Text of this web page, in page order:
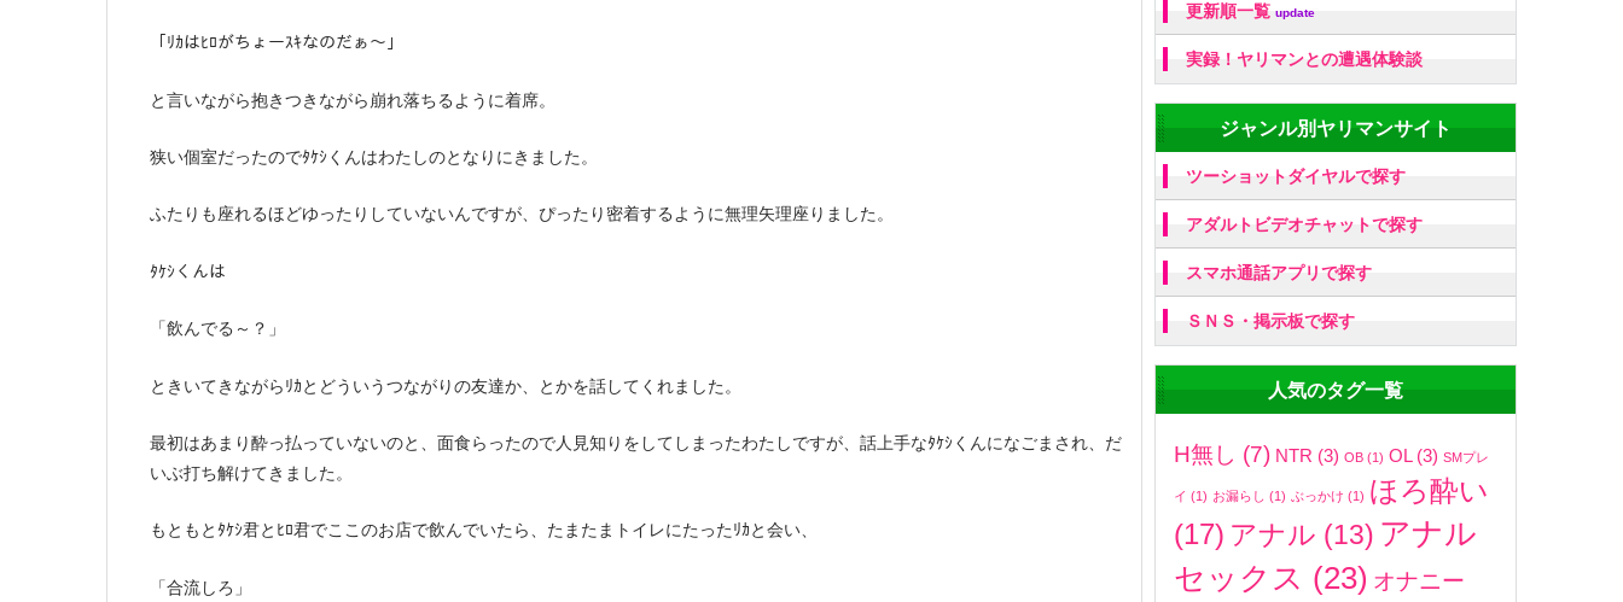
「ﾘｶはﾋﾛがちょーｽｷなのだぁ～」
と言いながら抱きつきながら崩れ落ちるように着席。
狭い個室だったのでﾀｹｼくんはわたしのとなりにきました。
ふたりも座れるほどゆったりしていないんですが、ぴったり密着するように無理矢理座りました。
ﾀｹｼくんは
「飲んでる～？」
ときいてきながらﾘｶとどういうつながりの友達か、とかを話してくれました。
最初はあまり酔っ払っていないのと、面食らったので人見知りをしてしまったわたしですが、話上手なﾀｹｼくんになごまされ、だ
いぶ打ち解けてきました。
もともとﾀｹｼ君とﾋﾛ君でここのお店で飲んでいたら、たまたまトイレにたったﾘｶと会い、
「合流しろ」
更新順一覧 update
実録！ヤリマンとの遭遇体験談
ジャンル別ヤリマンサイト
ツーショットダイヤルで探す
アダルトビデオチャットで探す
スマホ通話アプリで探す
ＳＮＳ・掲示板で探す
人気のタグ一覧
H無し (7) NTR (3) OB (1) OL(3) SMプレ
イ (1) お漏らし (1) ぶっかけ (1) ほろ酔い
(17) アナル (13) アナル
セックス (23) オナニー